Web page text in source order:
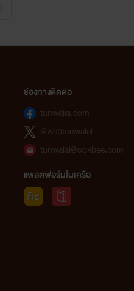
ช่องทางติดต่อ
tunwalai.com
@webtunwalai
tunwalai@ookbee.com
แพลตฟอร์มในเครือ